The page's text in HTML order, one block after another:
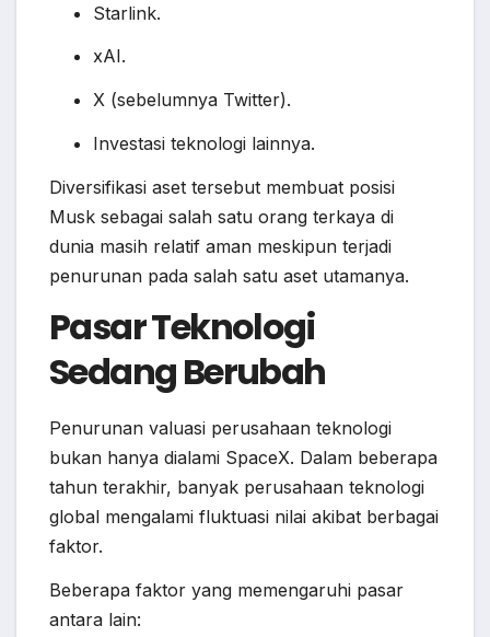
Starlink.
xAI.
X (sebelumnya Twitter).
Investasi teknologi lainnya.
Diversifikasi aset tersebut membuat posisi
Musk sebagai salah satu orang terkaya di
dunia masih relatif aman meskipun terjadi
penurunan pada salah satu aset utamanya.
Pasar Teknologi
Sedang Berubah
Penurunan valuasi perusahaan teknologi
bukan hanya dialami SpaceX. Dalam beberapa
tahun terakhir, banyak perusahaan teknologi
global mengalami fluktuasi nilai akibat berbagai
faktor.
Beberapa faktor yang memengaruhi pasar
antara lain: